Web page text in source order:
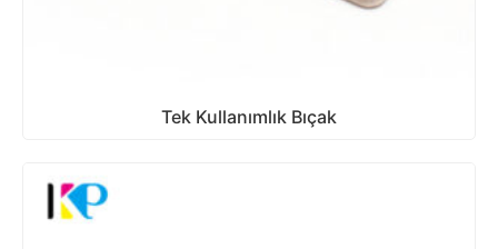
Tek Kullanımlık Bıçak